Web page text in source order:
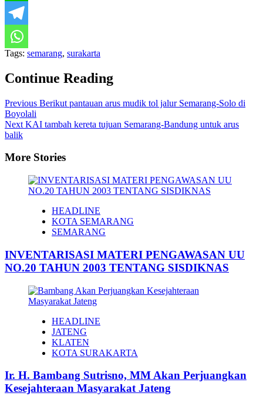
Tags: semarang, surakarta
Continue Reading
Previous Berikut pantauan arus mudik tol jalur Semarang-Solo di
Boyolali
Next KAI tambah kereta tujuan Semarang-Bandung untuk arus
balik
More Stories
HEADLINE
KOTA SEMARANG
SEMARANG
INVENTARISASI MATERI PENGAWASAN UU
NO.20 TAHUN 2003 TENTANG SISDIKNAS
HEADLINE
JATENG
KLATEN
KOTA SURAKARTA
Ir. H. Bambang Sutrisno, MM Akan Perjuangkan
Kesejahteraan Masyarakat Jateng